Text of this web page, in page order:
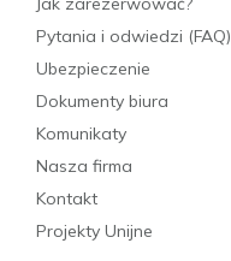
Pytania i odwiedzi (FAQ)
Ubezpieczenie
Dokumenty biura
Komunikaty
Nasza firma
Kontakt
Projekty Unijne